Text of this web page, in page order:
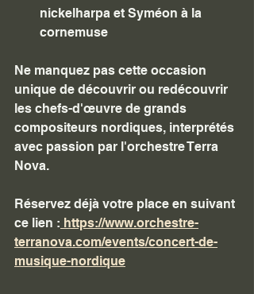
nickelharpa et Syméon à la
cornemuse
Ne manquez pas cette occasion
unique de découvrir ou redécouvrir
les chefs-d'œuvre de grands
compositeurs nordiques, interprétés
avec passion par l'orchestre Terra
Nova.
Réservez déjà votre place en suivant
ce lien : https://www.orchestre-
terranova.com/events/concert-de-
musique-nordique